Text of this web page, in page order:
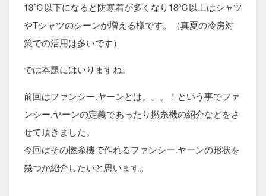
13℃以下になると防寒着が多くなり18℃以上はシャツ
やTシャツのシーンが増える様です。（真夏の冷房対
策での活用は多いです）
では本題にはいりますね。
前回はファンシー.ヤーンとは。。。！という事でファ
ンシー.ヤーンの定義であったり撚糸機の紹介などをさ
せて頂きました。
今回はその撚糸機で作れるファンシー.ヤーンの形状を
幾つか紹介したいと思います。